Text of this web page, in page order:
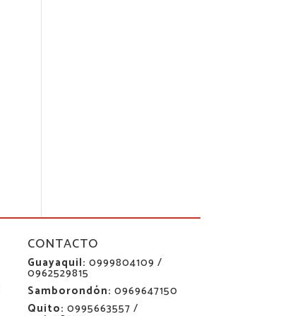
CONTACTO
Guayaquil: 0999804109 /
0962529815
Samborondón: 0969647150
Quito: 0995663557 /